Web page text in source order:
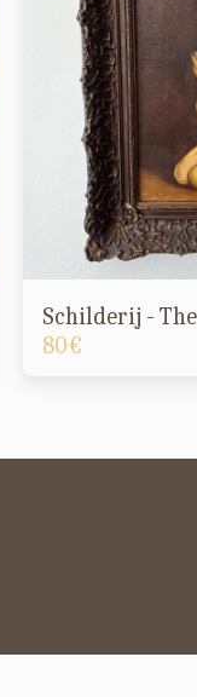
Schilderij -
80€